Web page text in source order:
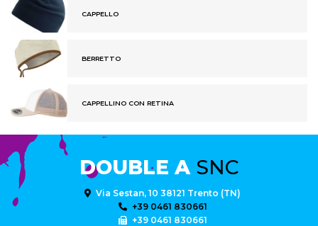
CAPPELLO
BERRETTO
CAPPELLINO CON RETINA
DOUBLE A SNC
Via Sestan, 10 38121 Trento (TN)
+39 0461 830661
+39 0461 830661